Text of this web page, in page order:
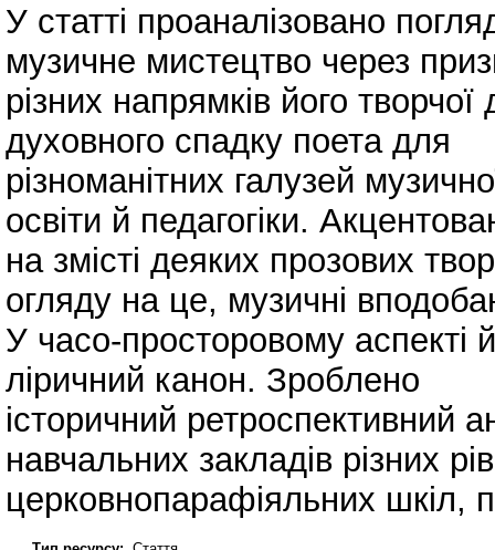
У статті проаналізовано
музичне мистецтво через
різних напрямків його
духовного спадку поета для
різноманітних галузей
освіти й педагогіки.
на змісті деяких прозових
огляду на це, музичні
У часо-просторовому аспекті
ліричний канон. Зроблено
історичний ретроспективний
навчальних закладів різних
церковнопарафіяльних шкіл,